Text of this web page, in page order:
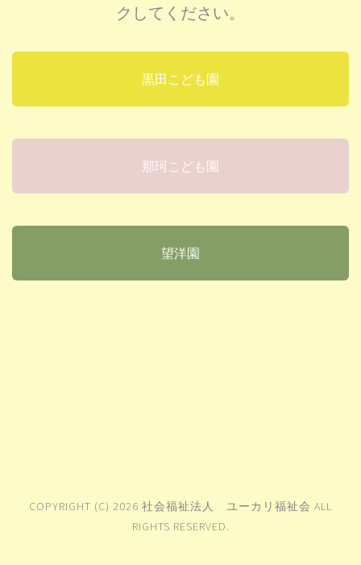
クしてください。
黒田こども園
那珂こども園
望洋園
COPYRIGHT (C) 2026 社会福祉法人 ユーカリ福祉会 ALL
RIGHTS RESERVED.